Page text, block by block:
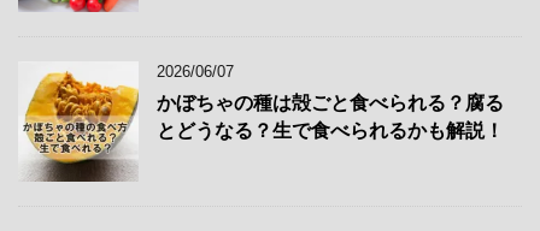
2026/06/07
かぼちゃの種は殻ごと食べられる？腐る
とどうなる？生で食べられるかも解説！